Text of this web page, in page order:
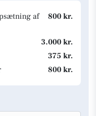
af
800 kr.
3.000 kr.
375 kr.
800 kr.